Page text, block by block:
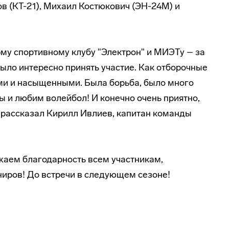
(КТ-21), Михаил Костюкович (ЭН-24М) и
спортивному клубу "Электрон" и МИЭТу – за
интересно принять участие. Как отборочные
и насыщенными. Была борьба, было много
любим волейбол! И конечно очень приятно,
Кирилл Ивлиев, капитан команды
благодарность всем участникам,
До встречи в следующем сезоне!